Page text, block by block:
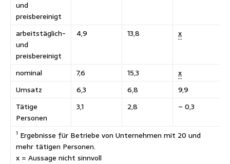
1 Ergebnisse für Betriebe von Unternehmen mit 20 und
mehr tätigen Personen.
x = Aussage nicht sinnvoll
und
preisbereinigt
arbeitstäglich-
und
preisbereinigt
4,9 13,8 x
nominal 7,6 15,3
x
Umsatz
6,3 6,8
9,9
Tätige
Personen
3,1 2,8 – 0,3